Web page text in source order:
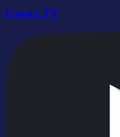
Сокол TV